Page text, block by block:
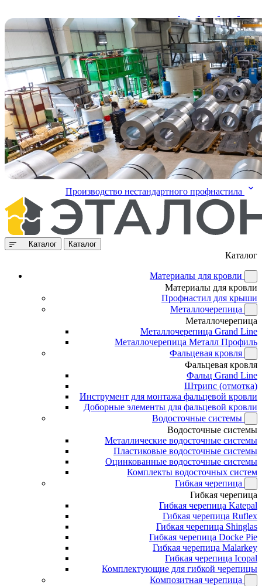
Производство нестандартного профнастила
Каталог Каталог
Каталог
Материалы для кровли
Материалы для кровли
Профнастил для крыши
Металлочерепица
Металлочерепица
Металлочерепица Grand Line
Металлочерепица Металл Профиль
Фальцевая кровля
Фальцевая кровля
Фальц Grand Line
Штрипс (отмотка)
Инструмент для монтажа фальцевой кровли
Доборные элементы для фальцевой кровли
Водосточные системы
Водосточные системы
Металлические водосточные системы
Пластиковые водосточные системы
Оцинкованные водосточные системы
Комплекты водосточных систем
Гибкая черепица
Гибкая черепица
Гибкая черепица Katepal
Гибкая черепица Ruflex
Гибкая черепица Shinglas
Гибкая черепица Docke Pie
Гибкая черепица Malarkey
Гибкая черепица Icopal
Комплектующие для гибкой черепицы
Композитная черепица